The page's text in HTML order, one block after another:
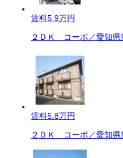
賃料5.9万円
２ＤＫ コーポ／愛知県
賃料5.8万円
２ＤＫ コーポ／愛知県